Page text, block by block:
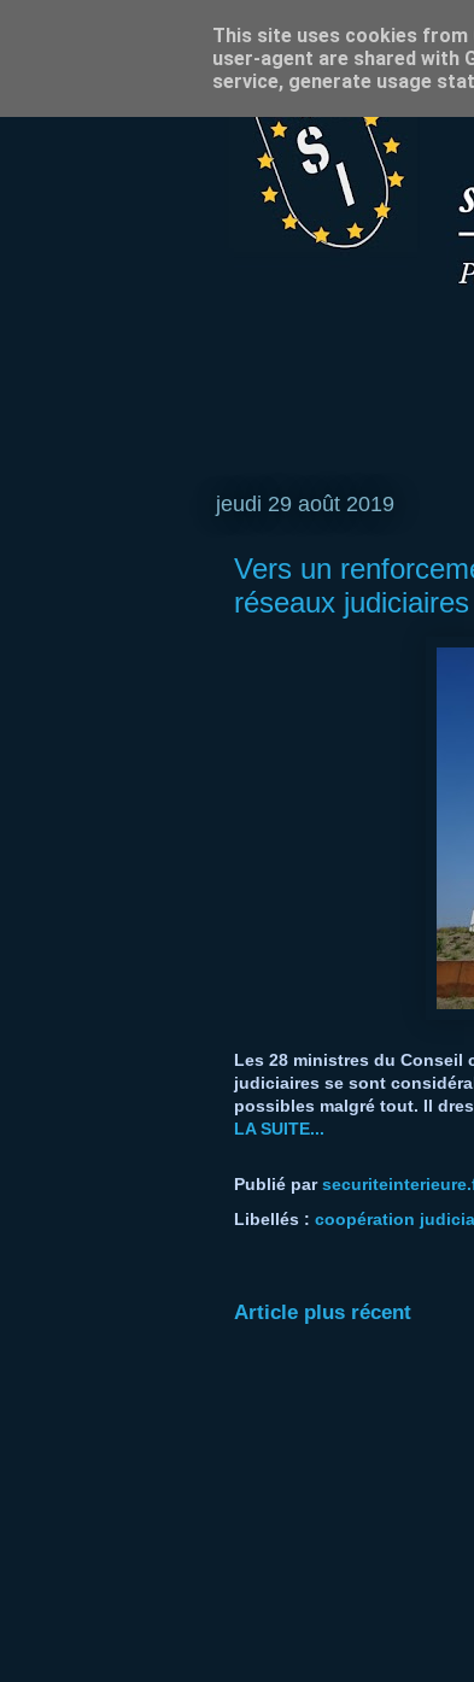
jeudi 29 août 2019
Vers un
réseaux
Les 28 ministres du Conseil
judiciaires se sont
possibles malgré tout. Il
LA SUITE...
Publié par
Libellés : coopération
Article plus récent
This site uses cookies from
user-agent are shared with
service, generate usage